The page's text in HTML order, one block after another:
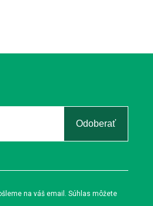
Odoberať
na váš email. Súhlas môžete